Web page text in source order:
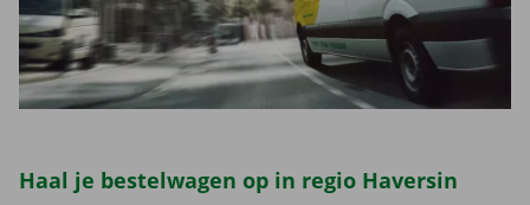
Haal je bestelwagen op in regio Haversin